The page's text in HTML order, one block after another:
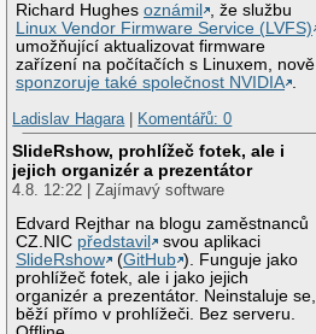
Richard Hughesoznámil
, že službu
Linux Vendor Firmware Service (LVFS)
umožňující aktualizovat firmware
zařízení na počítačích s Linuxem, nově
sponzoruje také společnost NVIDIA .
Ladislav Hagara| Komentářů: 0
SlideRshow, prohlížeč fotek, ale i
jejich organizér a prezentátor
4.8. 12:22 | Zajímavý software
Edvard Rejthar na blogu zaměstnanců
CZ.NIC představil
svou aplikaci
SlideRshow
(GitHub ). Funguje jako
prohlížeč fotek, ale i jako jejich
organizér a prezentátor. Neinstaluje se,
běží přímo v prohlížeči. Bez serveru.